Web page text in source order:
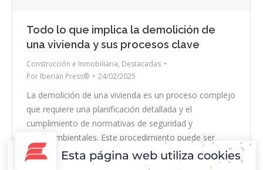
Todo lo que implica la demolición de
una vivienda y sus procesos clave
Construcción e Inmobiliaria, Destacadas
Por Iberian Press® 24/02/2025
La demolición de una vivienda es un proceso complejo
que requiere una planificación detallada y el
cumplimiento de normativas de seguridad y
medioambientales. Este procedimiento puede ser
necesario por diversas razones, como la construcción
de una nueva edificación, la eliminación de estructuras
Esta página web utiliza cookies